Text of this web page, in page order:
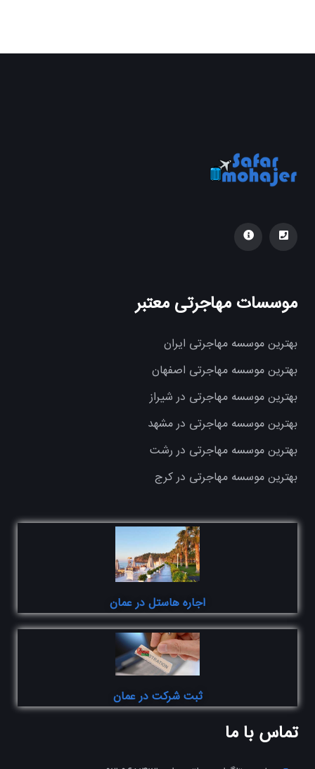
موسسات مهاجرتی معتبر
بهترین موسسه مهاجرتی ایران
بهترین موسسه مهاجرتی اصفهان
بهترین موسسه مهاجرتی در شیراز
بهترین موسسه مهاجرتی در مشهد
بهترین موسسه مهاجرتی در رشت
بهترین موسسه مهاجرتی در کرج
اجاره هاستل در عمان
ثبت شرکت در عمان
تماس با ما